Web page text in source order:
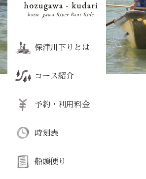
プ
保津川下りとは
コース紹介
予約・利用料金
時刻表
船頭便り